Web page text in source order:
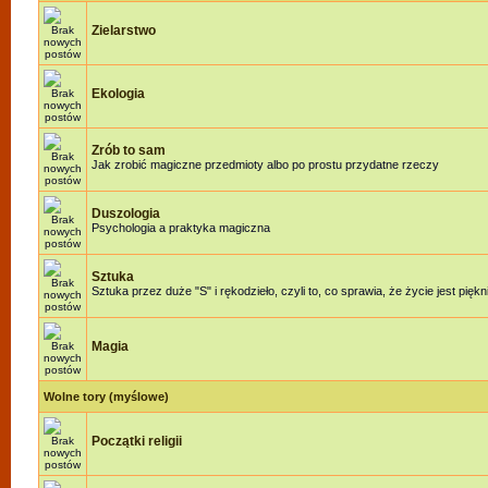
Zielarstwo
Ekologia
Zrób to sam
Jak zrobić magiczne przedmioty albo po prostu przydatne rzeczy
Duszologia
Psychologia a praktyka magiczna
Sztuka
Sztuka przez duże "S" i rękodzieło, czyli to, co sprawia, że życie jest
Magia
Wolne tory (myślowe)
Początki religii